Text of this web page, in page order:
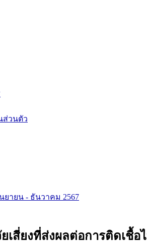
ส่วนตัว
ยายน - ธันวาคม 2567
ยเสี่ยงที่ส่งผลต่อการติดเชื้